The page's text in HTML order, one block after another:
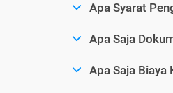
Apa Syarat
Apa Saja
Apa Saja Biaya